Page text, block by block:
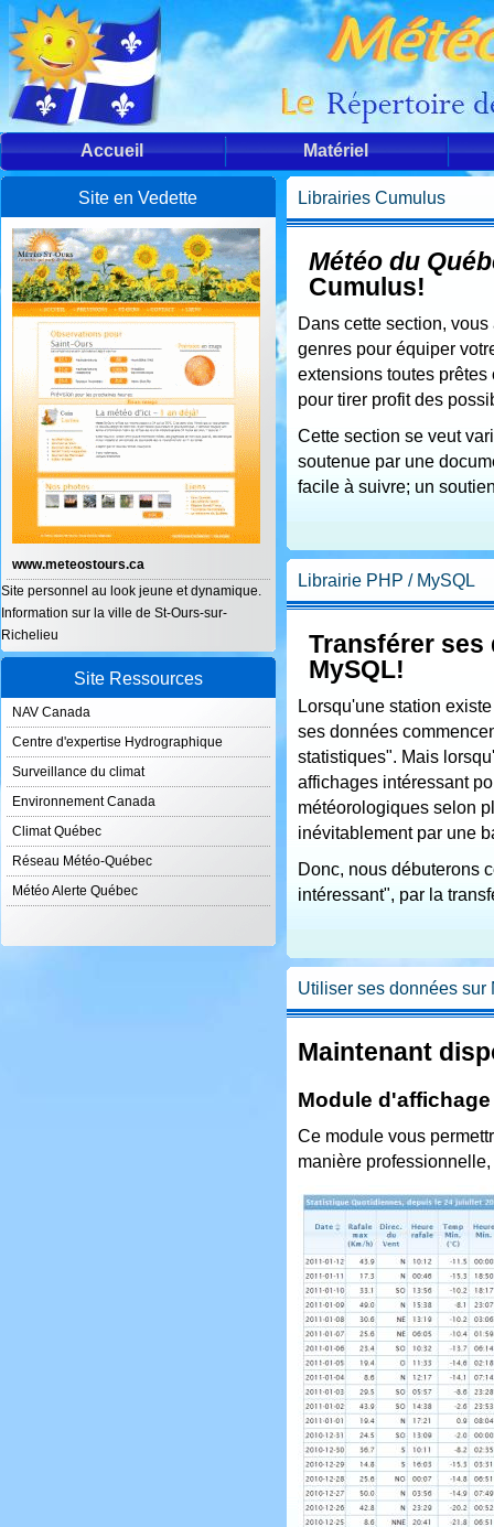
Accueil Matériel
Site en Vedette
www.meteostours.ca
Site personnel au look jeune et dynamique.
Information sur la ville de St-Ours-sur-
Richelieu
Site Ressources
NAV Canada
Centre d'expertise Hydrographique
Surveillance du climat
Environnement Canada
Climat Québec
Réseau Météo-Québec
Météo Alerte Québec
Librairies Cumulus
Météo du
Cumulus!
Dans cette section,
genres pour équiper
extensions toutes
pour tirer profit des
Cette section se veut
soutenue par une
facile à suivre; un
Librairie PHP / MySQL
Transférer ses
MySQL!
Lorsqu'une station
ses données
statistiques". Mais
affichages intéressant
météorologiques selon
inévitablement par une
Donc, nous débuterons
intéressant", par la
Utiliser ses données sur
Maintenant
Module
Ce module vous
manière